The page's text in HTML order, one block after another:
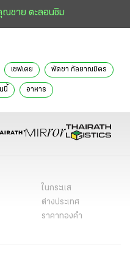
ณชาย ตะลอนชิม
เชฟเตย พัดชา กัลยาณมิตร
นี้ อาหาร
ในกระแส
ต่างประเทศ
ราคาทองคำ